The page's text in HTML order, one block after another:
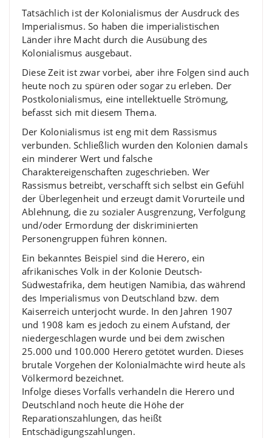
Tatsächlich ist der Kolonialismus der Ausdruck des
Imperialismus. So haben die imperialistischen
Länder ihre Macht durch die Ausübung des
Kolonialismus ausgebaut.
Diese Zeit ist zwar vorbei, aber ihre Folgen sind auch
heute noch zu spüren oder sogar zu erleben. Der
Postkolonialismus, eine intellektuelle Strömung,
befasst sich mit diesem Thema.
Der Kolonialismus ist eng mit dem Rassismus
verbunden. Schließlich wurden den Kolonien damals
ein minderer Wert und falsche
Charaktereigenschaften zugeschrieben. Wer
Rassismus betreibt, verschafft sich selbst ein Gefühl
der Überlegenheit und erzeugt damit Vorurteile und
Ablehnung, die zu sozialer Ausgrenzung, Verfolgung
und/oder Ermordung der diskriminierten
Personengruppen führen können.
Ein bekanntes Beispiel sind die Herero, ein
afrikanisches Volk in der Kolonie Deutsch-
Südwestafrika, dem heutigen Namibia, das während
des Imperialismus von Deutschland bzw. dem
Kaiserreich unterjocht wurde. In den Jahren 1907
und 1908 kam es jedoch zu einem Aufstand, der
niedergeschlagen wurde und bei dem zwischen
25.000 und 100.000 Herero getötet wurden. Dieses
brutale Vorgehen der Kolonialmächte wird heute als
Völkermord bezeichnet.
Infolge dieses Vorfalls verhandeln die Herero und
Deutschland noch heute die Höhe der
Reparationszahlungen, das heißt
Entschädigungszahlungen.